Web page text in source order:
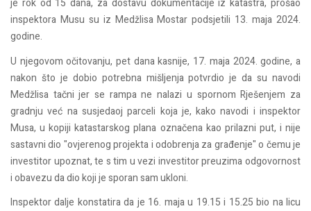
je rok od 15 dana, za dostavu dokumentacije iz katastra, prošao
inspektora Musu su iz Medžlisa Mostar podsjetili 13. maja 2024.
godine.
U njegovom očitovanju, pet dana kasnije, 17. maja 2024. godine, a
nakon što je dobio potrebna mišljenja potvrdio je da su navodi
Medžlisa tačni jer se rampa ne nalazi u spornom Rješenjem za
gradnju već na susjedaoj parceli koja je, kako navodi i inspektor
Musa, u kopiji katastarskog plana označena kao prilazni put, i nije
sastavni dio "ovjerenog projekta i odobrenja za građenje" o čemu je
investitor upoznat, te s tim u vezi investitor preuzima odgovornost
i obavezu da dio koji je sporan sam ukloni.
Inspektor dalje konstatira da je 16. maja u 19.15 i 15.25 bio na licu